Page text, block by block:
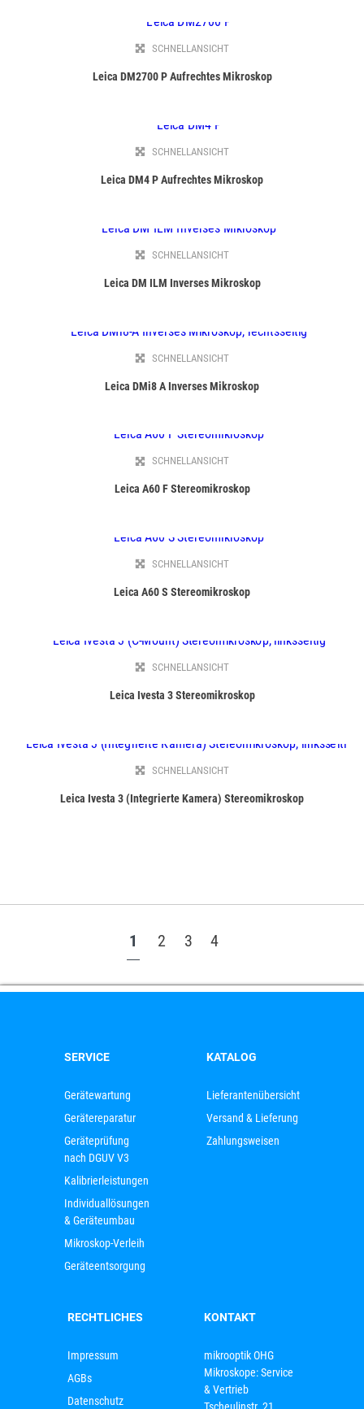
SCHNELLANSICHT
Leica DM2700 P Aufrechtes Mikroskop
SCHNELLANSICHT
Leica DM4 P Aufrechtes Mikroskop
SCHNELLANSICHT
Leica DM ILM Inverses Mikroskop
SCHNELLANSICHT
Leica DMi8 A Inverses Mikroskop
SCHNELLANSICHT
Leica A60 F Stereomikroskop
SCHNELLANSICHT
Leica A60 S Stereomikroskop
SCHNELLANSICHT
Leica Ivesta 3 Stereomikroskop
SCHNELLANSICHT
Leica Ivesta 3 (Integrierte Kamera) Stereomikroskop
1 2 3 4
SERVICE
Gerätewartung
Gerätereparatur
Geräteprüfung
nach DGUV V3
Kalibrierleistungen
Individuallösungen
& Geräteumbau
Mikroskop-Verleih
Geräteentsorgung
KATALOG
Lieferantenübersicht
Versand & Lieferung
Zahlungsweisen
RECHTLICHES
Impressum
AGBs
Datenschutz
KONTAKT
mikrooptik OHG
Mikroskope: Service
& Vertrieb